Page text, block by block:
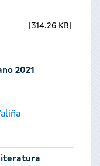
314.26 KB
2021